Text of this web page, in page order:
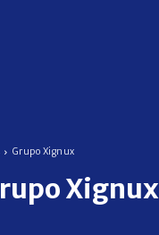
Grupo Xignux
Xignux